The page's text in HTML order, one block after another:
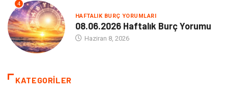
4
HAFTALIK BURÇ YORUMLARI
08.06.2026 Haftalık Burç Yorumu
Haziran 8, 2026
KATEGORILER